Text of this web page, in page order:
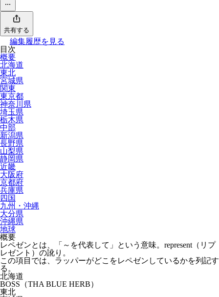
共有する
編集履歴を見る
目次
概要
北海道
東北
宮城県
関東
東京都
神奈川県
埼玉県
栃木県
中部
新潟県
長野県
山梨県
静岡県
近畿
大阪府
京都府
兵庫県
四国
九州・沖縄
大分県
沖縄県
地球
概要
レペゼンとは、「～を代表して」という意味。represent（リプ
レゼント）の訛り。
この項目では、ラッパーがどこをレペゼンしているかを列記す
る。
北海道
BOSS（THA BLUE HERB）
東北